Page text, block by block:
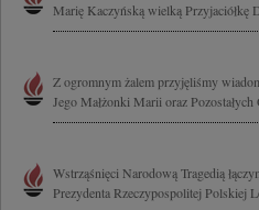
Marię Kaczyńską wielką
Z ogromnym żalem przyjęliśmy
Jego Małżonki Marii oraz Pozostałych
Wstrząśnięci Narodową Tragedią
Prezydenta Rzeczypospolitej Polskiej